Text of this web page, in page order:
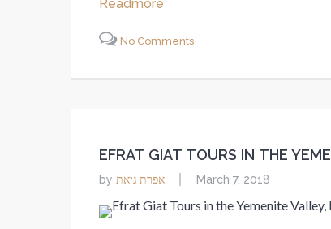
Readmore
No Comments
EFRAT GIAT TOURS IN THE
by אפרת גיאת March 7, 2018